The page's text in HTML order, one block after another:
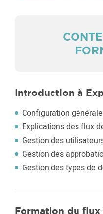
Introduction à
Configuration
Explications des flux
Gestion des
Gestion des
Gestion des types de
Formation du flux